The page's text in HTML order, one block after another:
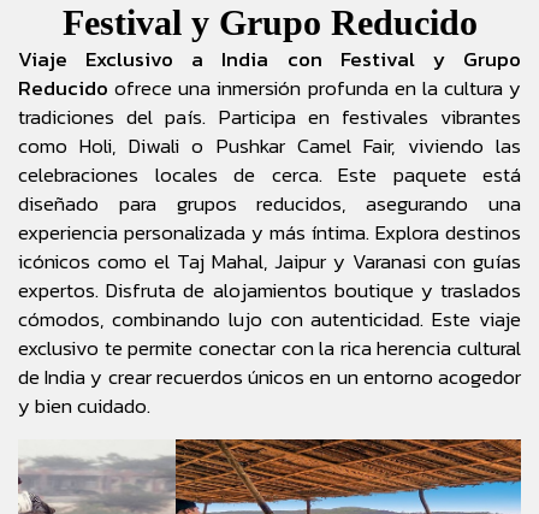
Festival y Grupo Reducido
Viaje Exclusivo a India con Festival y Grupo
Reducido ofrece una inmersión profunda en la cultura y
tradiciones del país. Participa en festivales vibrantes
como Holi, Diwali o Pushkar Camel Fair, viviendo las
celebraciones locales de cerca. Este paquete está
diseñado para grupos reducidos, asegurando una
experiencia personalizada y más íntima. Explora destinos
icónicos como el Taj Mahal, Jaipur y Varanasi con guías
expertos. Disfruta de alojamientos boutique y traslados
cómodos, combinando lujo con autenticidad. Este viaje
exclusivo te permite conectar con la rica herencia cultural
de India y crear recuerdos únicos en un entorno acogedor
y bien cuidado.